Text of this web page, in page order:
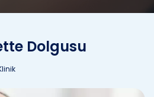
Dolgusu